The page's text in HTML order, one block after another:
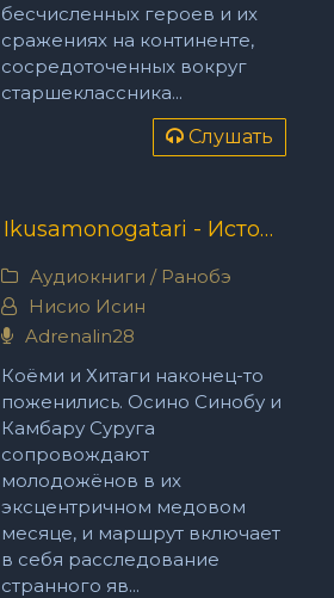
бесчисленных героев и их
сражениях на континенте,
сосредоточенных вокруг
старшеклассника...
Слушать
Нисио Исин – Ikusamonogatari - История войны
Аудиокниги / Ранобэ
Нисио Исин
Adrenalin28
Коёми и Хитаги наконец-то
поженились. Осино Синобу и
Камбару Суруга
сопровождают
молодожёнов в их
эксцентричном медовом
месяце, и маршрут включает
в себя расследование
странного яв...